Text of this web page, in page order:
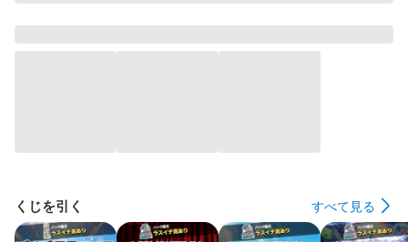
くじを引く すべて見る